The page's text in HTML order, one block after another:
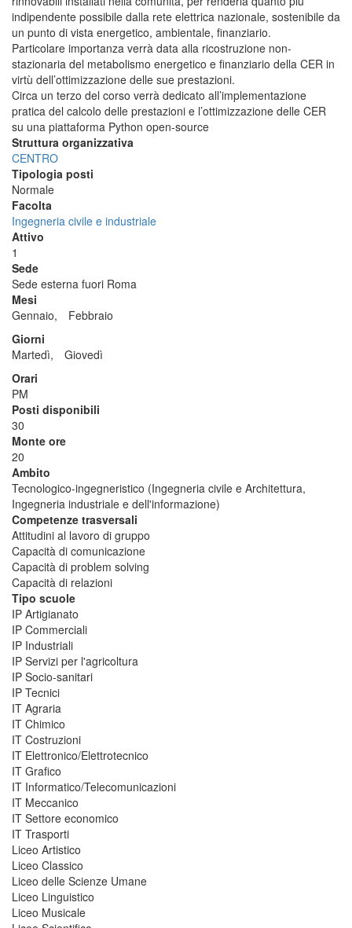
indipendente possibile dalla rete elettrica nazionale, sostenibile da
un punto di vista energetico, ambientale, finanziario.
Particolare importanza verrà data alla ricostruzione non-
stazionaria del metabolismo energetico e finanziario della CER in
virtù dell’ottimizzazione delle sue prestazioni.
Circa un terzo del corso verrà dedicato all’implementazione
pratica del calcolo delle prestazioni e l’ottimizzazione delle CER
su una piattaforma Python open-source
Struttura organizzativa
CENTRO
Tipologia posti
Normale
Facolta
Ingegneria civile e industriale
Attivo
1
Sede
Sede esterna fuori Roma
Mesi
Gennaio,
Febbraio
Giorni
Martedì,
Giovedì
Orari
PM
Posti disponibili
30
Monte ore
20
Ambito
Tecnologico-ingegneristico (Ingegneria civile e Architettura,
Ingegneria industriale e dell'informazione)
Competenze trasversali
Attitudini al lavoro di gruppo
Capacità di comunicazione
Capacità di problem solving
Capacità di relazioni
Tipo scuole
IP Artigianato
IP Commerciali
IP Industriali
IP Servizi per l'agricoltura
IP Socio-sanitari
IP Tecnici
IT Agraria
IT Chimico
IT Costruzioni
IT Elettronico/Elettrotecnico
IT Grafico
IT Informatico/Telecomunicazioni
IT Meccanico
IT Settore economico
IT Trasporti
Liceo Artistico
Liceo Classico
Liceo delle Scienze Umane
Liceo Linguistico
Liceo Musicale